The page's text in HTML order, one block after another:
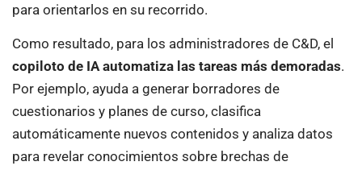
para orientarlos en su recorrido.
Como resultado, para los administradores de C&D, el
copiloto de IA automatiza las tareas más demoradas.
Por ejemplo, ayuda a generar borradores de
cuestionarios y planes de curso, clasifica
automáticamente nuevos contenidos y analiza datos
para revelar conocimientos sobre brechas de